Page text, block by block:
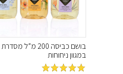
במגוון ניחוחות